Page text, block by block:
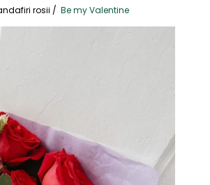
rosii / Be my Valentine